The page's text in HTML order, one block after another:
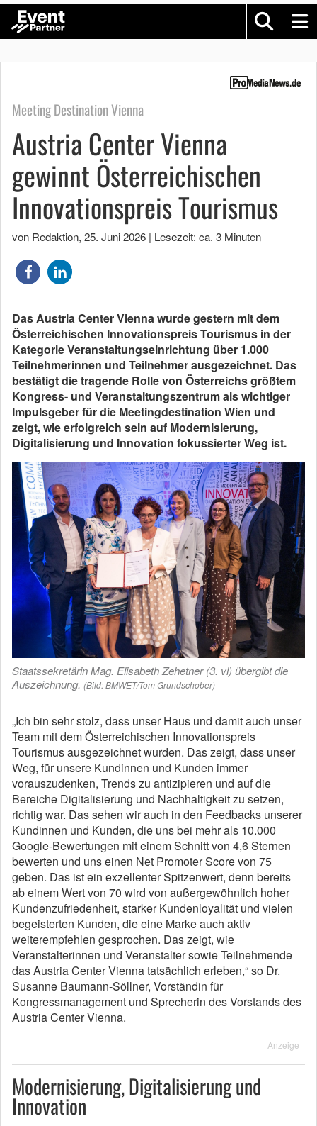
Meeting Destination Vienna
Austria Center Vienna
gewinnt Österreichischen
Innovationspreis Tourismus
von Redaktion, 25. Juni 2026 | Lesezeit: ca. 3 Minuten
Das Austria Center Vienna wurde gestern mit dem
Österreichischen Innovationspreis Tourismus in der
Kategorie Veranstaltungseinrichtung über 1.000
Teilnehmerinnen und Teilnehmer ausgezeichnet. Das
bestätigt die tragende Rolle von Österreichs größtem
Kongress- und Veranstaltungszentrum als wichtiger
Impulsgeber für die Meetingdestination Wien und
zeigt, wie erfolgreich sein auf Modernisierung,
Digitalisierung und Innovation fokussierter Weg ist.
Staatssekretärin Mag. Elisabeth Zehetner (3. vl) übergibt die
Auszeichnung. (Bild: BMWET/Tom Grundschober)
„Ich bin sehr stolz, dass unser Haus und damit auch unser
Team mit dem Österreichischen Innovationspreis
Tourismus ausgezeichnet wurden. Das zeigt, dass unser
Weg, für unsere Kundinnen und Kunden immer
vorauszudenken, Trends zu antizipieren und auf die
Bereiche Digitalisierung und Nachhaltigkeit zu setzen,
richtig war. Das sehen wir auch in den Feedbacks unserer
Kundinnen und Kunden, die uns bei mehr als 10.000
Google-Bewertungen mit einem Schnitt von 4,6 Sternen
bewerten und uns einen Net Promoter Score von 75
geben. Das ist ein exzellenter Spitzenwert, denn bereits
ab einem Wert von 70 wird von außergewöhnlich hoher
Kundenzufriedenheit, starker Kundenloyalität und vielen
begeisterten Kunden, die eine Marke auch aktiv
weiterempfehlen gesprochen. Das zeigt, wie
Veranstalterinnen und Veranstalter sowie Teilnehmende
das Austria Center Vienna tatsächlich erleben,“ so Dr.
Susanne Baumann-Söllner, Vorständin für
Kongressmanagement und Sprecherin des Vorstands des
Austria Center Vienna.
Anzeige
Modernisierung, Digitalisierung und
Innovation